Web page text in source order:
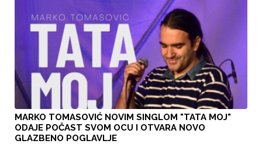
MARKO TOMASOVIĆ NOVIM SINGLOM "TATA MOJ"
ODAJE POČAST SVOM OCU I OTVARA NOVO
GLAZBENO POGLAVLJE